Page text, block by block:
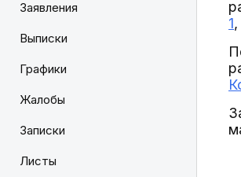
Заявления
Выписки
Графики
Жалобы
Записки
Листы
1,